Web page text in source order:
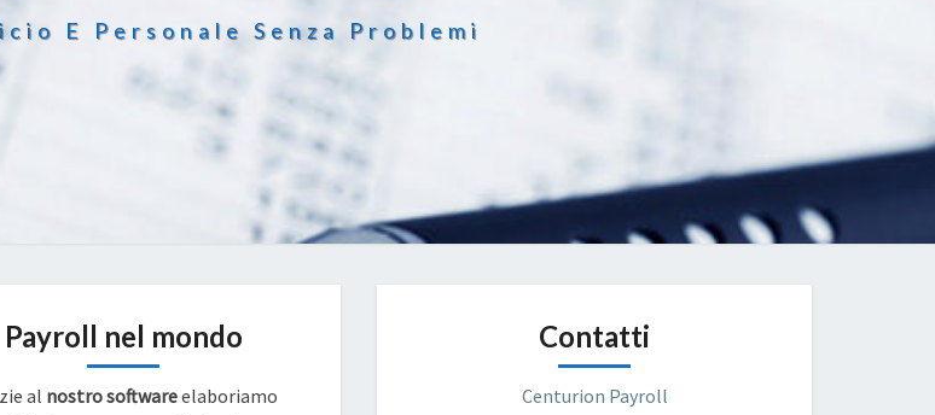
E Personale Senza Problemi
Payroll nel mondo
al nostro softwareelaboriamo
Contatti
Centurion Payroll